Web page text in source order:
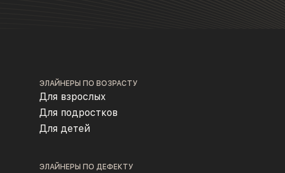
ЭЛАЙНЕРЫ ПО ВОЗРАСТУ
Для взрослых
Для подростков
Для детей
ЭЛАЙНЕРЫ ПО ДЕФЕКТУ